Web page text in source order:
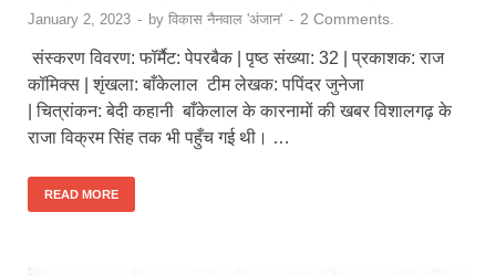
January 2, 2023 - by विकास नैनवाल 'अंजान' - 2 Comments.
संस्करण विवरण: फॉर्मैट: पेपरबैक | पृष्ठ संख्या: 32 | प्रकाशक: राज
कॉमिक्स | शृंखला: बाँकेलाल टीम लेखक: पपिंदर जुनेजा
| चित्रांकन: बेदी कहानी बाँकेलाल के कारनामों की खबर विशालगढ़ के
राजा विक्रम सिंह तक भी पहुँच गई थी। …
READ MORE